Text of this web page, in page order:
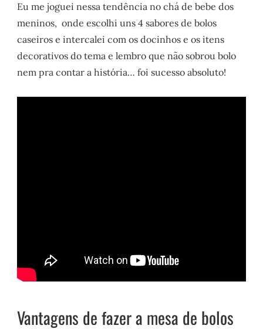
Eu me joguei nessa tendência no chá de bebe dos
meninos, onde escolhi uns 4 sabores de bolos
caseiros e intercalei com os docinhos e os itens
decorativos do tema e lembro que não sobrou bolo
nem pra contar a história… foi sucesso absoluto!
Vantagens de fazer a mesa de bolos